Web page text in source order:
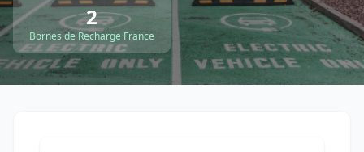
2
Bornes de Recharge France